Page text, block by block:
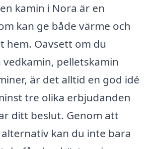
kamin i Nora är en
kan ge både värme och
hem. Oavsett om du
pelletskamin
är det alltid en god idé
tre olika erbjudanden
ditt beslut. Genom att
kan du inte bara